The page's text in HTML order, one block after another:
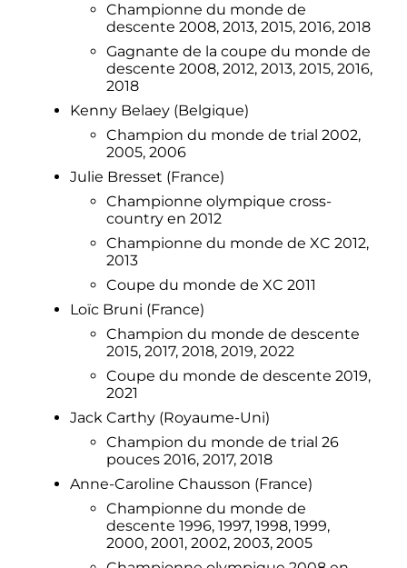
Championne du monde de
descente 2008, 2013, 2015, 2016, 2018
Gagnante de la coupe du monde de
descente 2008, 2012, 2013, 2015, 2016,
2018
Kenny Belaey (Belgique)
Champion du monde de trial 2002,
2005, 2006
Julie Bresset (France)
Championne olympique cross-
country en 2012
Championne du monde de XC 2012,
2013
Coupe du monde de XC 2011
Loïc Bruni (France)
Champion du monde de descente
2015, 2017, 2018, 2019, 2022
Coupe du monde de descente 2019,
2021
Jack Carthy (Royaume-Uni)
Champion du monde de trial 26
pouces 2016, 2017, 2018
Anne-Caroline Chausson (France)
Championne du monde de
descente 1996, 1997, 1998, 1999,
2000, 2001, 2002, 2003, 2005